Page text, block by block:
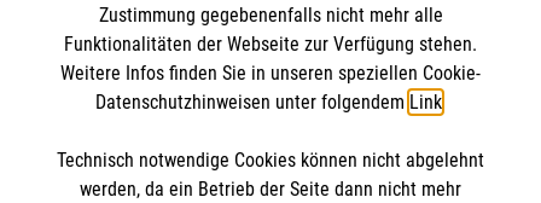
Newsletter abonnieren
Zustimmung gegebenenfalls nicht mehr alle
Funktionalitäten der Webseite zur Verfügung stehen.
Weitere Infos finden Sie in unseren speziellen Cookie-
Datenschutzhinweisen unter folgendem Link.
Technisch notwendige Cookies können nicht abgelehnt
werden, da ein Betrieb der Seite dann nicht mehr